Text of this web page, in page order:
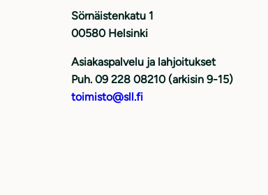
Sörnäistenkatu 1
00580 Helsinki
Asiakaspalvelu ja lahjoitukset
Puh. 09 228 08210 (arkisin 9-15)
toimisto@sll.fi